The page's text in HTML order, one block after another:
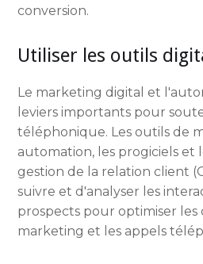
conversion.
Utiliser les outils
Le marketing digital et
leviers importants pour
téléphonique. Les outils de
automation, les progiciels et
gestion de la relation client
suivre et d'analyser les
prospects pour optimiser les
marketing et les appels